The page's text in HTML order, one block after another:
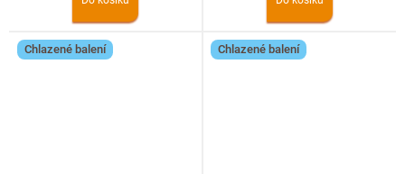
Chlazené balení Chlazené balení